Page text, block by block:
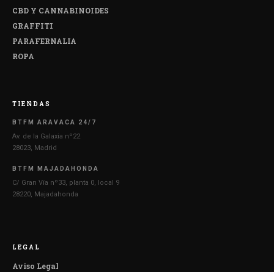
CBD Y CANNABINOIDES
GRAFFITI
PARAFERNALIA
ROPA
TIENDAS
BTFM ARAVACA 24/7
Av. de la Galaxia nº22
28023, Madrid
BTFM MAJADAHONDA
C/ Gran Vía nº33, planta 0, local 9
28220, Majadahonda
LEGAL
Aviso Legal